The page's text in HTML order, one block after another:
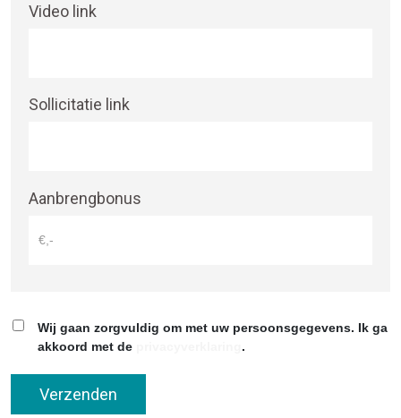
Video link
Sollicitatie link
Aanbrengbonus
Wij gaan zorgvuldig om met uw persoonsgegevens. Ik ga
akkoord met de
.
Verzenden